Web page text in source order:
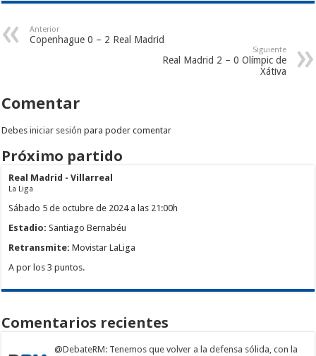
Anterior
Copenhague 0 – 2 Real Madrid
Siguiente
Real Madrid 2 – 0 Olímpic de
Xátiva
Comentar
Debesiniciar sesión para poder comentar
Próximo partido
Real Madrid - Villarreal
La Liga
Sábado 5 de octubre de 2024 a las 21:00h
Estadio: Santiago Bernabéu
Retransmite: Movistar LaLiga
A por los 3 puntos.
Comentarios recientes
@DebateRM: Tenemos que volver a la defensa sólida, con la